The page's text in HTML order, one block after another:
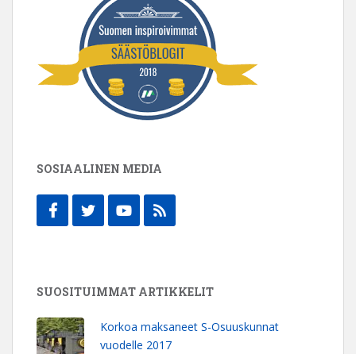
SOSIAALINEN MEDIA
SUOSITUIMMAT ARTIKKELIT
Korkoa maksaneet S-Osuuskunnat
vuodelle 2017